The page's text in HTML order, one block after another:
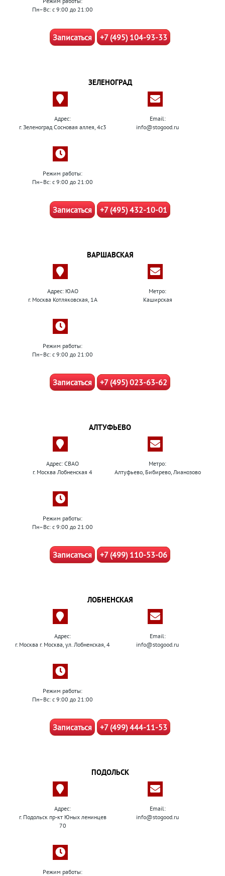
Пн–Вс: с 9:00 до 21:00
Записаться +7 (495) 104-93-33
ЗЕЛЕНОГРАД
Адрес:
г. Зеленоград Сосновая аллея, 4с3
Email:
info@stogood.ru
Режим работы:
Пн–Вс: с 9:00 до 21:00
Записаться +7 (495) 432-10-01
ВАРШАВСКАЯ
Адрес: ЮАО
г. Москва Котляковская, 1А
Метро:
Каширская
Режим работы:
Пн–Вс: с 9:00 до 21:00
Записаться +7 (495) 023-63-62
АЛТУФЬЕВО
Адрес: СВАО
г. Москва Лобненская 4
Метро:
Алтуфьево, Бибирево, Лианозово
Режим работы:
Пн–Вс: с 9:00 до 21:00
Записаться +7 (499) 110-53-06
ЛОБНЕНСКАЯ
Адрес:
г. Москва г. Москва, ул. Лобненская, 4
Email:
info@stogood.ru
Режим работы:
Пн–Вс: с 9:00 до 21:00
Записаться +7 (499) 444-11-53
ПОДОЛЬСК
Адрес:
г. Подольск пр-кт Юных ленинцев
70
Email:
info@stogood.ru
Режим работы: